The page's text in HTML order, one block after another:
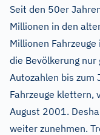
Seit den 50er
Millionen in den
Millionen
die Bevölkerung
Autozahlen bis
Fahrzeuge klettern,
August 2001.
weiter zunehmen.